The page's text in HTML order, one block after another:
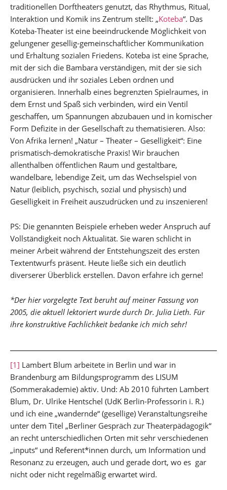
traditionellen Dorftheaters genutzt, das Rhythmus, Ritual,
Interaktion und Komik ins Zentrum stellt: „Koteba“. Das
Koteba-Theater ist eine beeindruckende Möglichkeit von
gelungener gesellig-gemeinschaftlicher Kommunikation
und Erhaltung sozialen Friedens. Koteba ist eine Sprache,
mit der sich die Bambara verständigen, mit der sie sich
ausdrücken und ihr soziales Leben ordnen und
organisieren. Innerhalb eines begrenzten Spielraumes, in
dem Ernst und Spaß sich verbinden, wird ein Ventil
geschaffen, um Spannungen abzubauen und in komischer
Form Defizite in der Gesellschaft zu thematisieren. Also:
Von Afrika lernen! „Natur – Theater – Geselligkeit“: Eine
prismatisch-demokratische Praxis! Wir brauchen
allenthalben öffentlichen Raum und gestaltbare,
wandelbare, lebendige Zeit, um das Wechselspiel von
Natur (leiblich, psychisch, sozial und physisch) und
Geselligkeit in Freiheit auszudrücken und zu inszenieren!
PS: Die genannten Beispiele erheben weder Anspruch auf
Vollständigkeit noch Aktualität. Sie waren schlicht in
meiner Arbeit während der Entstehungszeit des ersten
Textentwurfs präsent. Heute ließe sich ein deutlich
diverserer Überblick erstellen. Davon erfahre ich gerne!
*Der hier vorgelegte Text beruht auf meiner Fassung von
2005, die aktuell lektoriert wurde durch Dr. Julia Lieth. Für
ihre konstruktive Fachlichkeit bedanke ich mich sehr!
[1] Lambert Blum arbeitete in Berlin und war in
Brandenburg am Bildungsprogramm des LISUM
(Sommerakademie) aktiv. Und: Ab 2010 führten Lambert
Blum, Dr. Ulrike Hentschel (UdK Berlin-Professorin i. R.)
und ich eine „wandernde“ (gesellige) Veranstaltungsreihe
unter dem Titel „Berliner Gespräch zur Theaterpädagogik“
an recht unterschiedlichen Orten mit sehr verschiedenen
„inputs“ und Referent*innen durch, um Information und
Resonanz zu erzeugen, auch und gerade dort, wo es gar
nicht oder nicht regelmäßig erwartet wird.